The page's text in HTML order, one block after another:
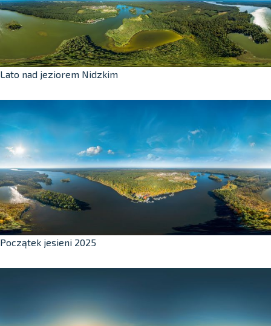
Lato nad jeziorem Nidzkim
Początek jesieni 2025